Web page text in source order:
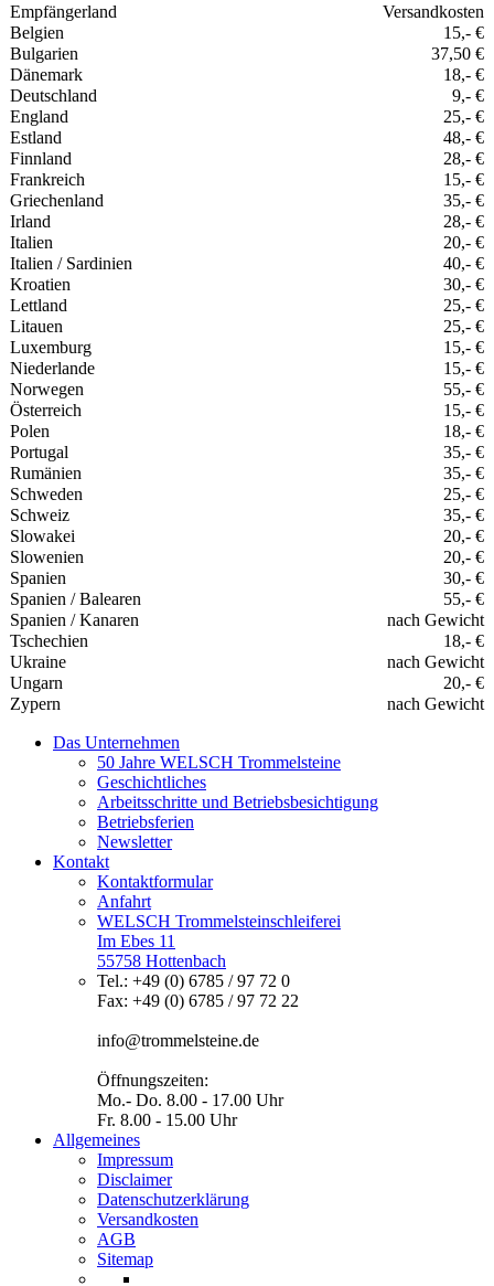
Empfängerland
Versandkosten
Belgien
15,- €
Bulgarien
37,50 €
Dänemark
18,- €
Deutschland
9,- €
England
25,- €
Estland
48,- €
Finnland
28,- €
Frankreich
15,- €
Griechenland
35,- €
Irland
28,- €
Italien
20,- €
Italien / Sardinien
40,- €
Kroatien
30,- €
Lettland
25,- €
Litauen
25,- €
Luxemburg
15,- €
Niederlande
15,- €
Norwegen
55,- €
Österreich
15,- €
Polen
18,- €
Portugal
35,- €
Rumänien
35,- €
Schweden
25,- €
Schweiz
35,- €
Slowakei
20,- €
Slowenien
20,- €
Spanien
30,- €
Spanien / Balearen
55,- €
Spanien / Kanaren
nach Gewicht
Tschechien
18,- €
Ukraine
nach Gewicht
Ungarn
20,- €
Zypern
nach Gewicht
Das Unternehmen
50 Jahre WELSCH Trommelsteine
Geschichtliches
Arbeitsschritte und Betriebsbesichtigung
Betriebsferien
Newsletter
Kontakt
Kontaktformular
Anfahrt
WELSCH Trommelsteinschleiferei
Im Ebes 11
55758 Hottenbach
Tel.: +49 (0) 6785 / 97 72 0
Fax: +49 (0) 6785 / 97 72 22
info@trommelsteine.de
Öffnungszeiten:
Mo.- Do. 8.00 - 17.00 Uhr
Fr. 8.00 - 15.00 Uhr
Allgemeines
Impressum
Disclaimer
Datenschutzerklärung
Versandkosten
AGB
Sitemap